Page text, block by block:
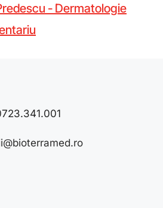
- Dermatologie